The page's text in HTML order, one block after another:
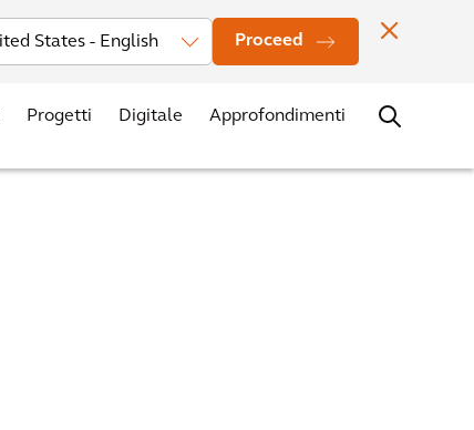
Proceed
Investitori Notizie I nostri uffici Contatti
Progetti Digitale Approfondimenti